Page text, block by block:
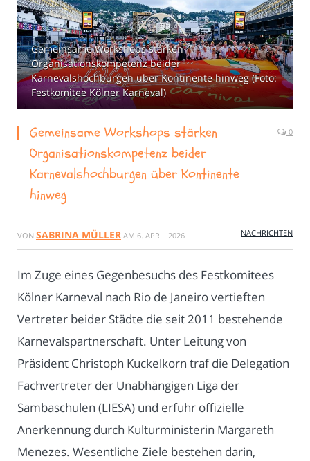
Gemeinsame Workshops stärken
Organisationskompetenz beider
Karnevalshochburgen über Kontinente hinweg (Foto:
Festkomitee Kölner Karneval)
Gemeinsame Workshops stärken
Organisationskompetenz beider
Karnevalshochburgen über Kontinente
hinweg
0
VON SABRINA MÜLLER AM 6. APRIL 2026 NACHRICHTEN
Im Zuge eines Gegenbesuchs des Festkomitees
Kölner Karneval nach Rio de Janeiro vertieften
Vertreter beider Städte die seit 2011 bestehende
Karnevalspartnerschaft. Unter Leitung von
Präsident Christoph Kuckelkorn traf die Delegation
Fachvertreter der Unabhängigen Liga der
Sambaschulen (LIESA) und erfuhr offizielle
Anerkennung durch Kulturministerin Margareth
Menezes. Wesentliche Ziele bestehen darin,